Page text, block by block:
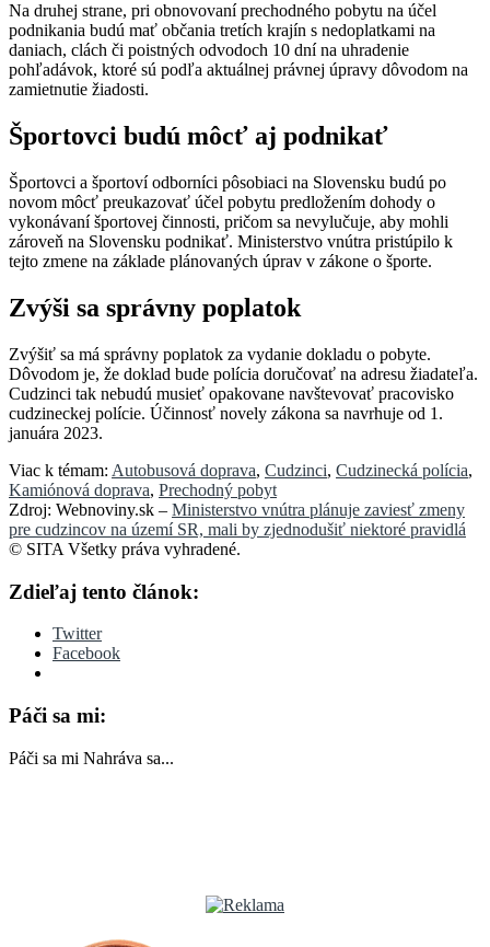
Na druhej strane, pri obnovovaní prechodného pobytu na účel
podnikania budú mať občania tretích krajín s nedoplatkami na
daniach, clách či poistných odvodoch 10 dní na uhradenie
pohľadávok, ktoré sú podľa aktuálnej právnej úpravy dôvodom na
zamietnutie žiadosti.
Športovci budú môcť aj podnikať
Športovci a športoví odborníci pôsobiaci na Slovensku budú po
novom môcť preukazovať účel pobytu predložením dohody o
vykonávaní športovej činnosti, pričom sa nevylučuje, aby mohli
zároveň na Slovensku podnikať. Ministerstvo vnútra pristúpilo k
tejto zmene na základe plánovaných úprav v zákone o športe.
Zvýši sa správny poplatok
Zvýšiť sa má správny poplatok za vydanie dokladu o pobyte.
Dôvodom je, že doklad bude polícia doručovať na adresu žiadateľa.
Cudzinci tak nebudú musieť opakovane navštevovať pracovisko
cudzineckej polície. Účinnosť novely zákona sa navrhuje od 1.
januára 2023.
Viac k témam: Autobusová doprava, Cudzinci, Cudzinecká polícia,
Kamiónová doprava, Prechodný pobyt
Zdroj: Webnoviny.sk – Ministerstvo vnútra plánuje zaviesť zmeny
pre cudzincov na území SR, mali by zjednodušiť niektoré pravidlá
© SITA Všetky práva vyhradené.
Zdieľaj tento článok:
Twitter
Facebook
Páči sa mi:
Páči sa mi Nahráva sa...